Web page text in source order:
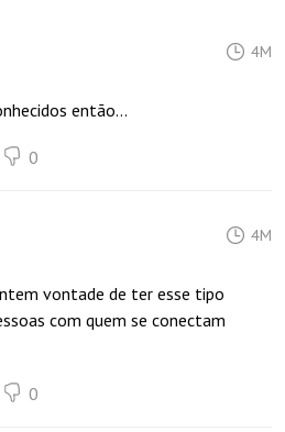
4M
então...
0
4M
vontade de ter esse tipo
com quem se conectam
0